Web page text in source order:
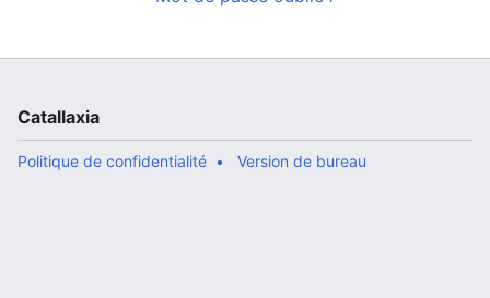
Catallaxia
Politique de confidentialité Version de bureau